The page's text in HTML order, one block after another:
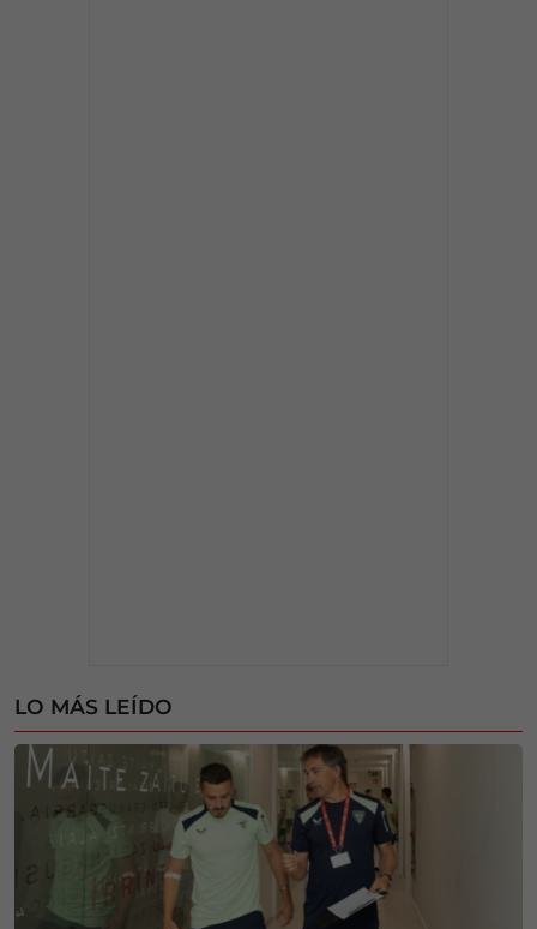
LO MÁS LEÍDO